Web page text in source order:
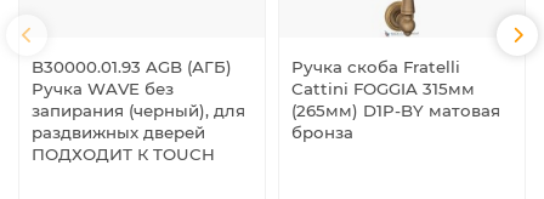
B30000.01.93 AGB (АГБ)
Ручка WAVE без
запирания (черный), для
раздвижных дверей
ПОДХОДИТ К TOUCH
Ручка скоба Fratelli
Cattini FOGGIA 315мм
(265мм) D1P-BY матовая
бронза